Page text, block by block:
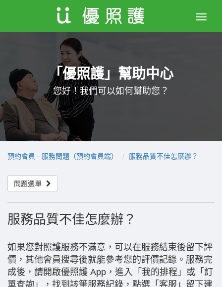
Toggle
「優照護」幫助中心
您好！我們可以如何幫助您？
預約會員 - 服務問題（預約會員端） 服務品質不佳怎麼辦？
問題選單
服務品質不佳怎麼辦？
如果您對照護服務不滿意，可以在服務結束後留下評
價，其他會員搜尋後就能參考您的評價記錄。服務完
成後，請開啟優照護 App，進入「我的排程」或「訂
單查詢」，找到該筆服務紀錄，點選「客服」留下建